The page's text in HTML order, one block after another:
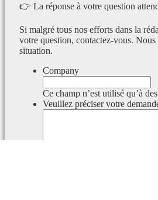
👉 La réponse à votre question
Si malgré tous nos efforts dans la
votre question, contactez-vous.
situation.
Company
Ce champ n’est utilisé qu’à
Veuillez préciser votre